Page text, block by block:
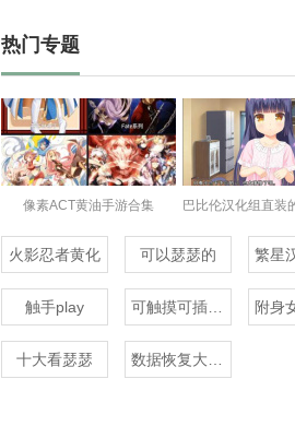
热门专题
像素ACT黄油手游合集 巴比伦汉化组直装
火影忍者黄化 可以瑟瑟的
触手play
十大看瑟瑟